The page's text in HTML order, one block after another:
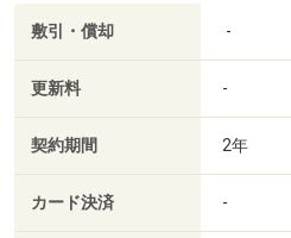
敷引・償却 -
更新料 -
契約期間 2年
カード決済 -